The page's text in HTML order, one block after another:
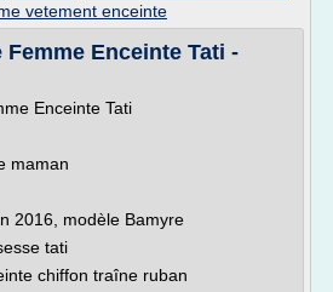
vetement enceinte
Femme Enceinte Tati -
Enceinte Tati
maman
2016, modèle Bamyre
tati
chiffon traîne ruban